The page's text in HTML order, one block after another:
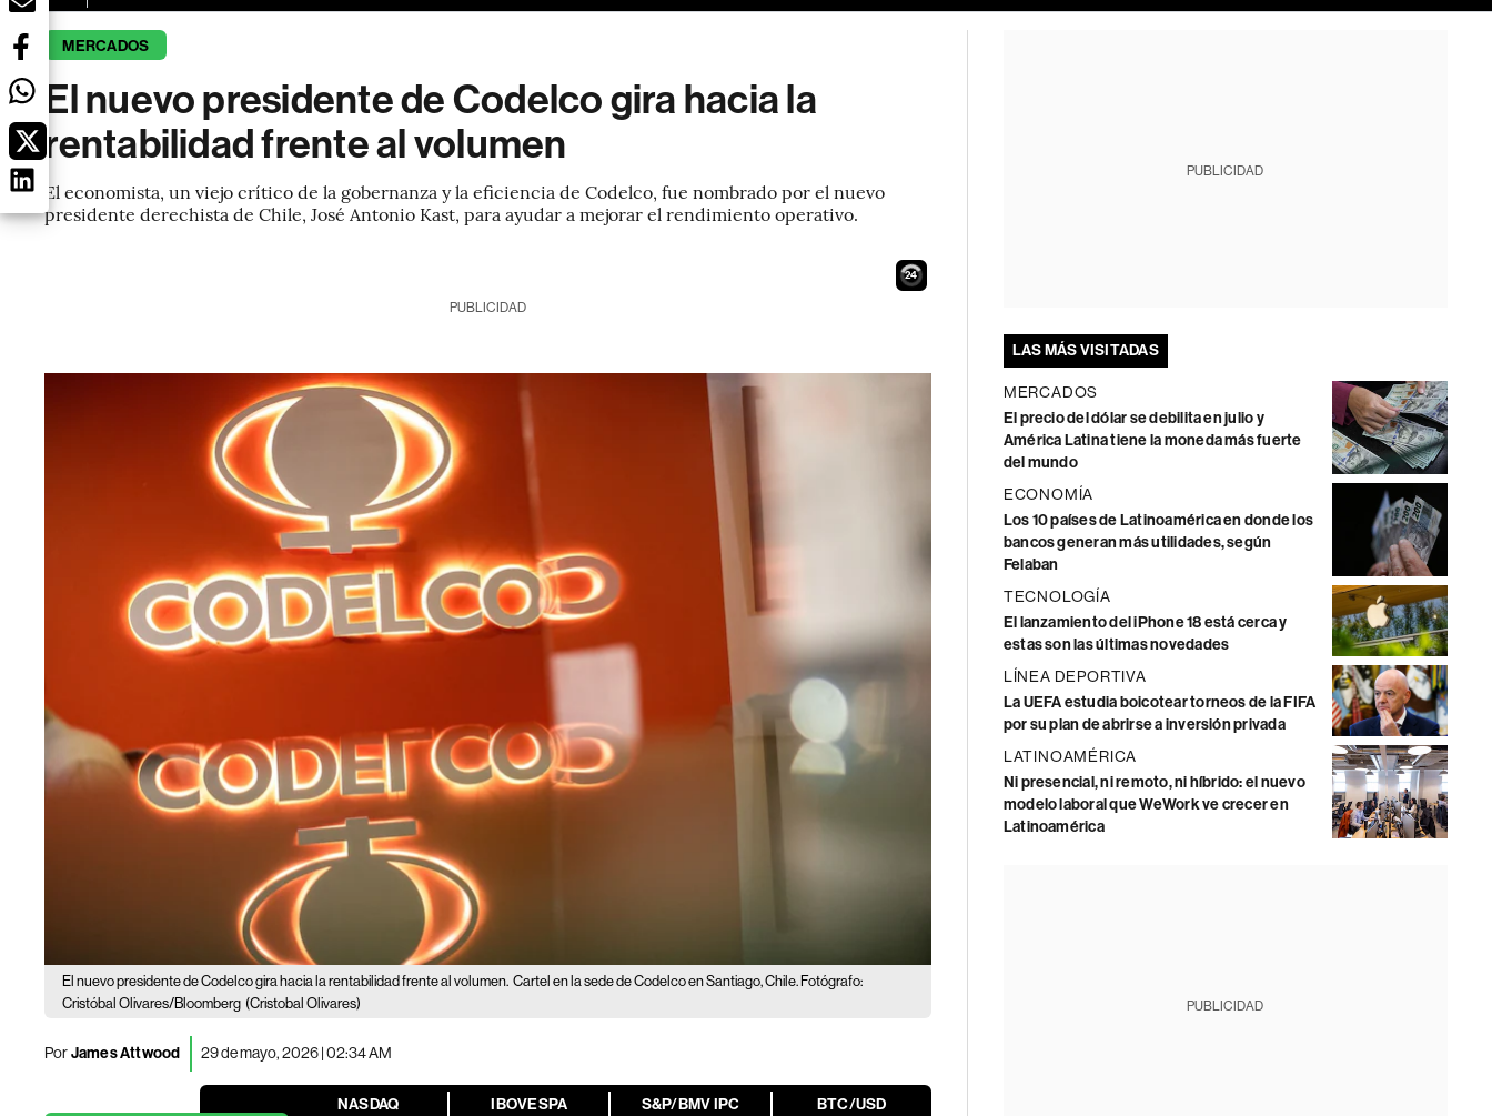
MERCADOS
El nuevo presidente de Codelco gira hacia la
rentabilidad frente al volumen
El economista, un viejo crítico de la gobernanza y la eficiencia de Codelco, fue nombrado por el nuevo
presidente derechista de Chile, José Antonio Kast, para ayudar a mejorar el rendimiento operativo.
23
PUBLICIDAD
El nuevo presidente de Codelco gira hacia la rentabilidad frente al volumen. Cartel en la sede de Codelco en Santiago, Chile. Fotógrafo:
Cristóbal Olivares/Bloomberg (Cristobal Olivares)
PorJames Attwood 29 de mayo, 2026 | 02:34 AM
NASDAQ IBOVESPA S&P/BMV IPC BTC/USD
PUBLICIDAD
LAS MÁS VISITADAS
MERCADOS
El precio del dólar se debilita en julio y
América Latina tiene la moneda más fuerte
del mundo
ECONOMÍA
Los 10 países de Latinoamérica en donde los
bancos generan más utilidades, según
Felaban
TECNOLOGÍA
El lanzamiento del iPhone 18 está cerca y
estas son las últimas novedades
LÍNEA DEPORTIVA
La UEFA estudia boicotear torneos de la FIFA
por su plan de abrirse a inversión privada
LATINOAMÉRICA
Ni presencial, ni remoto, ni híbrido: el nuevo
modelo laboral que WeWork ve crecer en
Latinoamérica
PUBLICIDAD